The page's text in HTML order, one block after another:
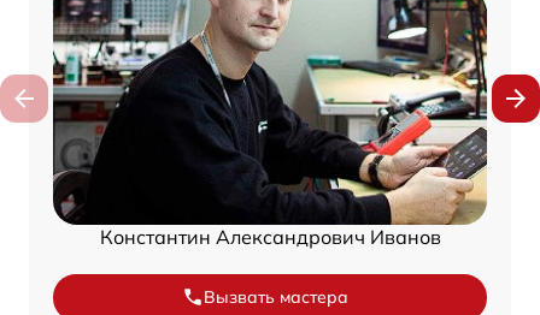
Константин Александрович Иванов
Вызвать мастера